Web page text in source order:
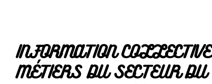
INFORMATION COLLECTIVE
MÉTIERS DU SECTEUR DU